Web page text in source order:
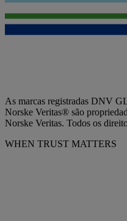
As marcas registradas DNV
Norske Veritas® são
Norske Veritas. Todos os
WHEN TRUST MATTERS